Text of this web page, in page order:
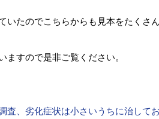
いたのでこちらからも見本をたくさ
すので是非ご覧ください。
査、劣化症状は小さいうちに治して